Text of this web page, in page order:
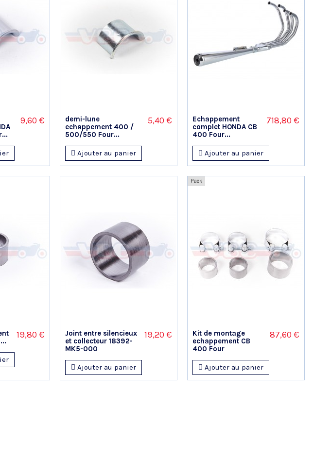
9,60 €
demi-lune
echappement 400 /
500/550 Four...
5,40 €
Ajouter au panier
Echappement
complet HONDA CB
400 Four...
718,80 €
Ajouter au panier
19,80 €
Joint entre silencieux
et collecteur 18392-
MK5-000
19,20 €
Ajouter au panier
Pack
Kit de montage
echappement CB
400 Four
87,60 €
Ajouter au panier